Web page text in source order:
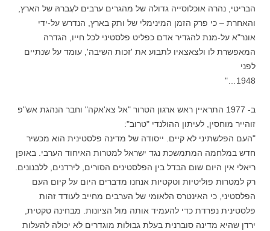
הבריטי, נהרה אוכלוסייה גדולה של מהגרים ערבים לעֶברהּ של הארץ,
והאחרת – כי פרק הזמן המינימלי של ותק בארץ, הנדרש על-ידי
אונר"א על-מנת להגדיר אדם כפליט פלסטיני לכל חייו, הגדרה
המאפשרת לו ולצאצאיו לתבוע את 'זכות השיבה', עומד על שנתיים
לפני
1948…"
ב- 1977 התראיין ראש ארגון הטרור "אל צא'אקה" וחבר הנהגת אש"פ
זוהייר מוחסין, לעיתון ההולנדי "טרוב":
"העם הפלשתיני לא קיים. ייסודה של מדינה פלסטינית הוא מכשיר
חדש במלחמה המתמשכת נגד ישראל למטרות האיחוד הערבי. באופן
ריאלי אין היום שום הבדל בין הפלסטינים הסורים, לירדנים, ללבנונים.
רק למטרות פוליטיות וטקטיות אנחנו מדברים היום על קיום העם
הפלסטיני, כי האינטרס הלאומי של הערבים מחייב לעודד זהות
פלסטינית נפרדת כדי להעמיד אותה מול הציונות. מבחינה טקטית,
ירדן שהיא מדינה סוברנית בעלת גבולות מוגדרים לא יכולה להעלות